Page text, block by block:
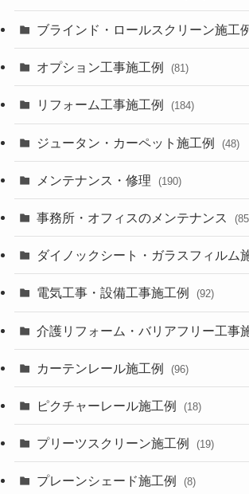
ブラインド・ロールスクリーン施工
オプション工事施工例 (81)
リフォーム工事施工例 (184)
ジュータン・カーペット施工例 (48)
メンテナンス・修理 (190)
事務所・オフィスのメンテナンス
ダイノックシート・ガラスフィルム
電気工事・設備工事施工例 (92)
介護リフォーム・バリアフリー工事
カーテンレール施工例 (96)
ピクチャーレール施工例 (18)
プリーツスクリーン施工例 (19)
プレーンシェード施工例 (8)